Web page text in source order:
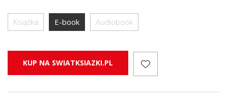
Książka E-book Audiobook
KUP NA SWIATKSIAZKI.PL